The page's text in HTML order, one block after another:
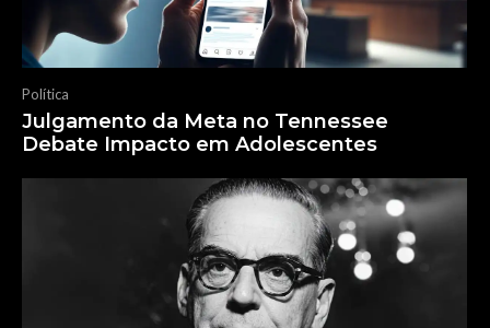
Política
Julgamento da Meta no Tennessee
Debate Impacto em Adolescentes